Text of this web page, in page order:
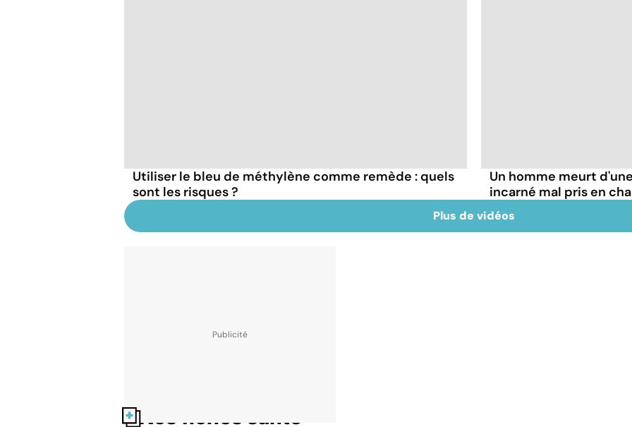
Utiliser le bleu de méthylène comme remède : quels
sont les risques ?
Un homme meurt
incarné mal pris en
Plus de vidéos
Nos fiches santé